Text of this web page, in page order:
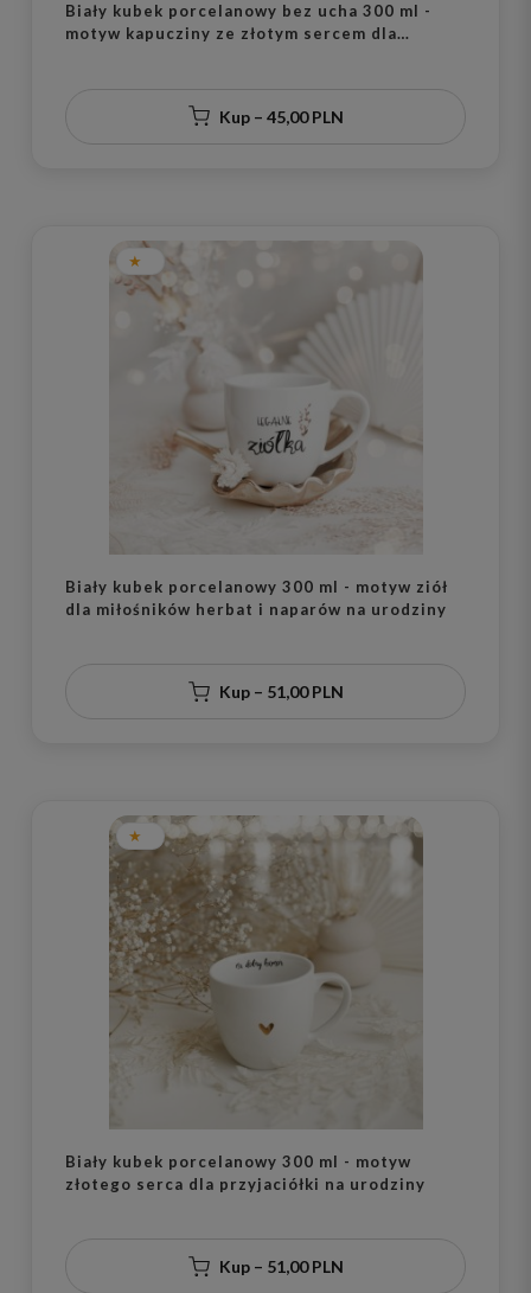
Biały kubek porcelanowy bez ucha 300 ml -
motyw kapucziny ze złotym sercem dla
Kup – 45,00 PLN
Biały kubek porcelanowy 300 ml - motyw ziół
dla miłośników herbat i naparów na urodziny
Kup – 51,00 PLN
Biały kubek porcelanowy 300 ml - motyw
złotego serca dla przyjaciółki na urodziny
Kup – 51,00 PLN